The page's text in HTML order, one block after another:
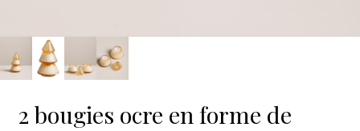
2 bougies ocre en forme de